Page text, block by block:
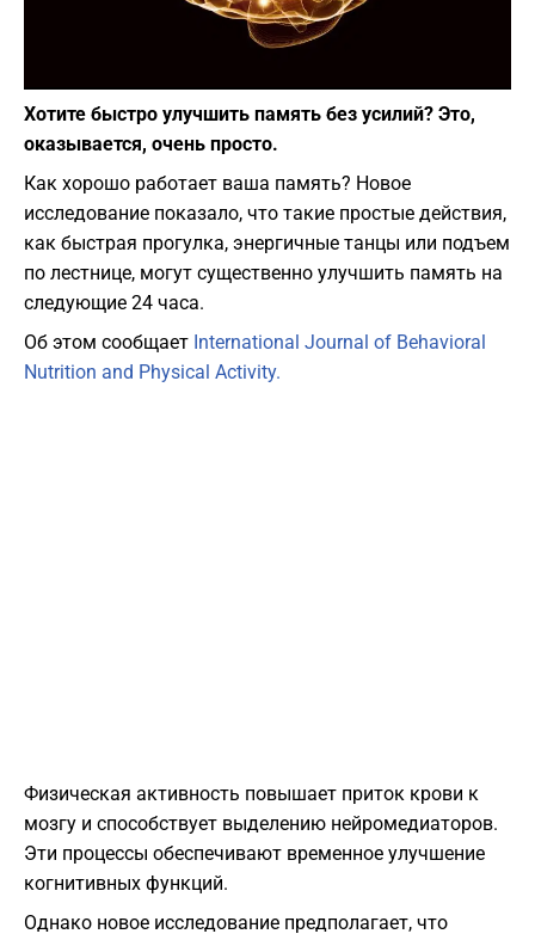
Хотите быстро улучшить память без усилий? Это,
оказывается, очень просто.
Как хорошо работает ваша память? Новое
исследование показало, что такие простые действия,
как быстрая прогулка, энергичные танцы или подъем
по лестнице, могут существенно улучшить память на
следующие 24 часа.
Об этом сообщает International Journal of Behavioral
Nutrition and Physical Activity.
Физическая активность повышает приток крови к
мозгу и способствует выделению нейромедиаторов.
Эти процессы обеспечивают временное улучшение
когнитивных функций.
Однако новое исследование предполагает, что